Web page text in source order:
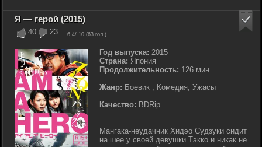
40 23 6.4/ 10 (63 гол.)
Я — герой (2015)
Год выпуска: 2015
Страна: Япония
Продолжительность: 126 мин.
Жанр: Боевик , Комедия, Ужасы
Качество: BDRip
Мангака-неудачник Хидэо Судзуки сидит
на шее у своей девушки Тэкко и никак не